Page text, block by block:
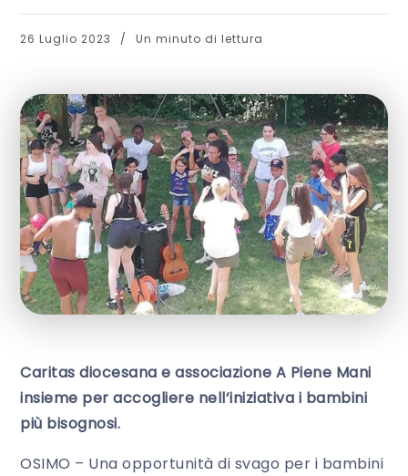
26 Luglio 2023 Un minuto di lettura
Caritas diocesana e associazione A Piene Mani
insieme per accogliere nell’iniziativa i bambini
più bisognosi.
OSIMO – Una opportunità di svago per i bambini